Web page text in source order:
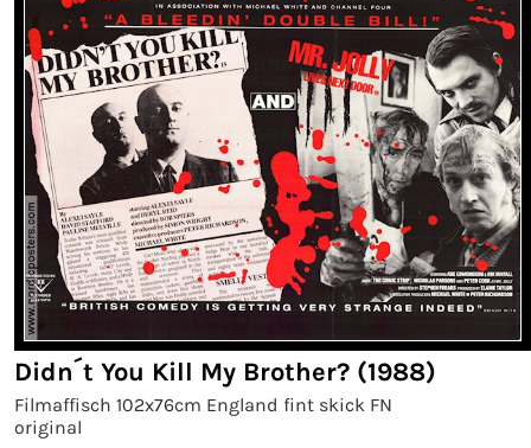
Didn´t You Kill My Brother? (1988)
Filmaffisch 102x76cm England fint skick FN
original